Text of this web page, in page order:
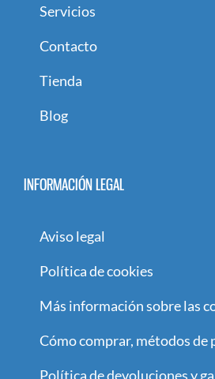
Servicios
Contacto
Tienda
Blog
INFORMACIÓN LEGAL
Aviso legal
Política de cookies
Más información sobre las
Cómo comprar, métodos de
Política de devoluciones y